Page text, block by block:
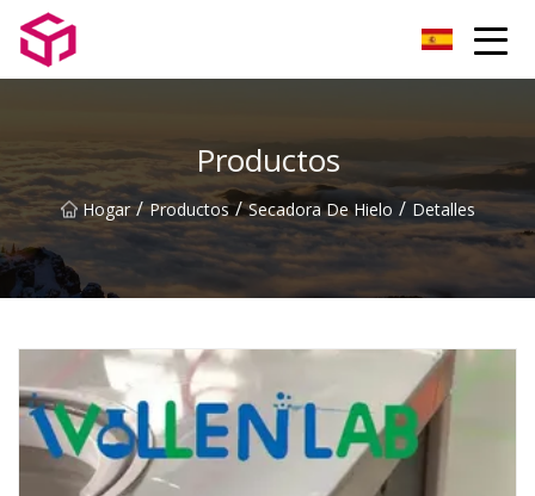
Productos
Hogar / Productos / Secadora De Hielo / Detalles